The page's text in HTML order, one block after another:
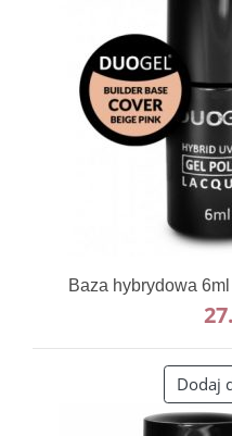
Baza hybrydowa
Dodaj